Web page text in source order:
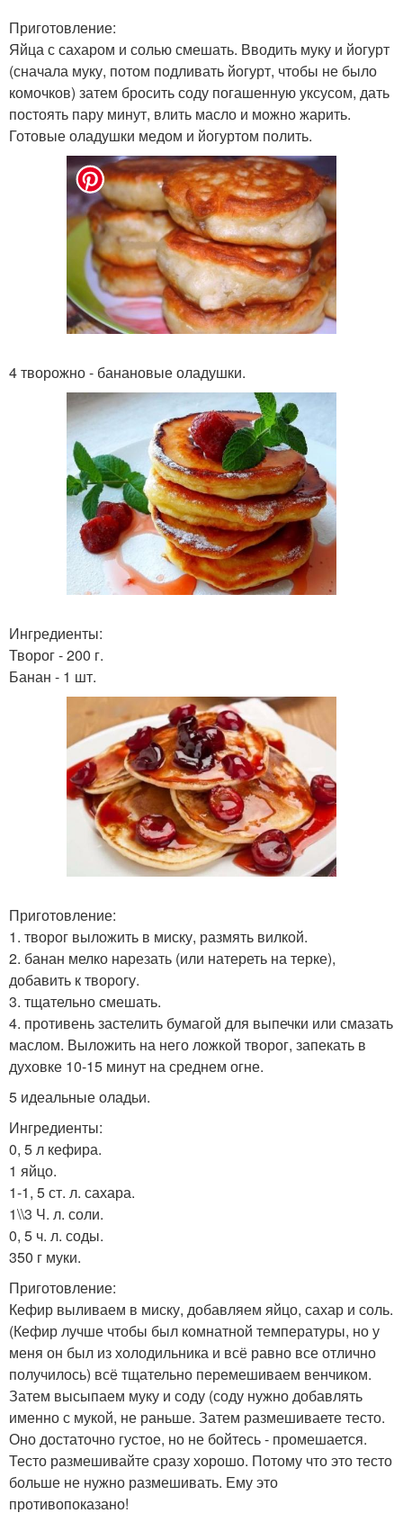
Приготовление:
Яйца с сахаром и солью смешать. Вводить муку и йогурт
(сначала муку, потом подливать йогурт, чтобы не было
комочков) затем бросить соду погашенную уксусом, дать
постоять пару минут, влить масло и можно жарить.
Готовые оладушки медом и йогуртом полить.
4 творожно - банановые оладушки.
Ингредиенты:
Творог - 200 г.
Банан - 1 шт.
Приготовление:
1. творог выложить в миску, размять вилкой.
2. банан мелко нарезать (или натереть на терке),
добавить к творогу.
3. тщательно смешать.
4. противень застелить бумагой для выпечки или смазать
маслом. Выложить на него ложкой творог, запекать в
духовке 10-15 минут на среднем огне.
5 идеальные оладьи.
Ингредиенты:
0, 5 л кефира.
1 яйцо.
1-1, 5 ст. л. сахара.
1\\3 Ч. л. соли.
0, 5 ч. л. соды.
350 г муки.
Приготовление:
Кефир выливаем в миску, добавляем яйцо, сахар и соль.
(Кефир лучше чтобы был комнатной температуры, но у
меня он был из холодильника и всё равно все отлично
получилось) всё тщательно перемешиваем венчиком.
Затем высыпаем муку и соду (соду нужно добавлять
именно с мукой, не раньше. Затем размешиваете тесто.
Оно достаточно густое, но не бойтесь - промешается.
Тесто размешивайте сразу хорошо. Потому что это тесто
больше не нужно размешивать. Ему это
противопоказано!